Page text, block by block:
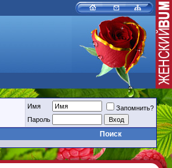
Имя
Запомнить?
Пароль
Поиск